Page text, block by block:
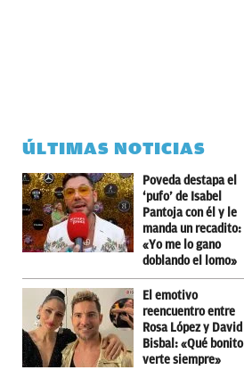
ÚLTIMAS NOTICIAS
Poveda destapa el
‘pufo’ de Isabel
Pantoja con él y le
manda un recadito:
«Yo me lo gano
doblando el lomo»
El emotivo
reencuentro entre
Rosa López y David
Bisbal: «Qué bonito
verte siempre»